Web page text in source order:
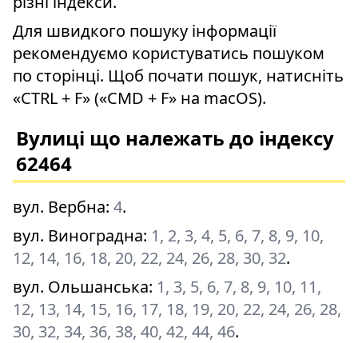
Для швидкого пошуку інформації
рекомендуємо користуватись пошуком
по сторінці. Щоб почати пошук, натисніть
«CTRL + F» («CMD + F» на macOS).
Вулиці що належать до індексу
62464
вул. Вербна: 4.
вул. Виноградна: 1, 2, 3, 4, 5, 6, 7, 8, 9, 10,
12, 14, 16, 18, 20, 22, 24, 26, 28, 30, 32.
вул. Ольшанська: 1, 3, 5, 6, 7, 8, 9, 10, 11,
12, 13, 14, 15, 16, 17, 18, 19, 20, 22, 24, 26, 28,
30, 32, 34, 36, 38, 40, 42, 44, 46.